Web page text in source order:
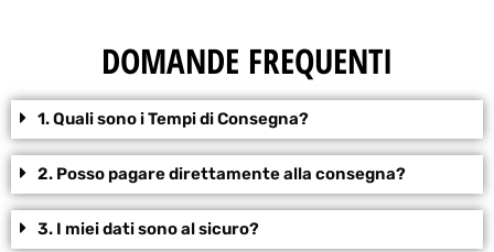
DOMANDE FREQUENTI
1. Quali sono i Tempi di Consegna?
2. Posso pagare direttamente alla consegna?
3. I miei dati sono al sicuro?